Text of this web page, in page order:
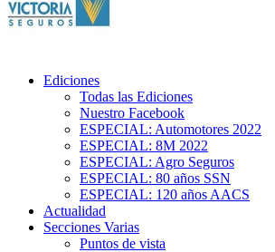
Ediciones
Todas las Ediciones
Nuestro Facebook
ESPECIAL: Automotores 2022
ESPECIAL: 8M 2022
ESPECIAL: Agro Seguros
ESPECIAL: 80 años SSN
ESPECIAL: 120 años AACS
Actualidad
Secciones Varias
Puntos de vista